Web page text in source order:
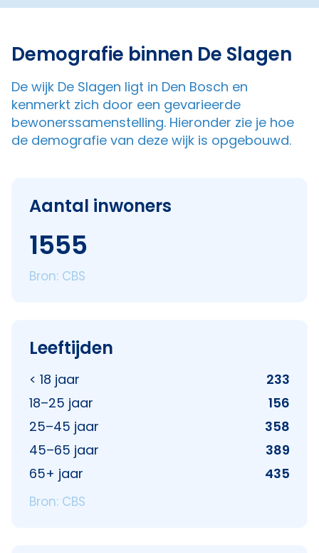
Demografie binnen De Slagen
De wijk De Slagen ligt in Den Bosch en
kenmerkt zich door een gevarieerde
bewonerssamenstelling. Hieronder zie je hoe
de demografie van deze wijk is opgebouwd.
Aantal inwoners
1555
Bron: CBS
Leeftijden
< 18 jaar
233
18–25 jaar
156
25–45 jaar
358
45–65 jaar
389
65+ jaar
435
Bron: CBS